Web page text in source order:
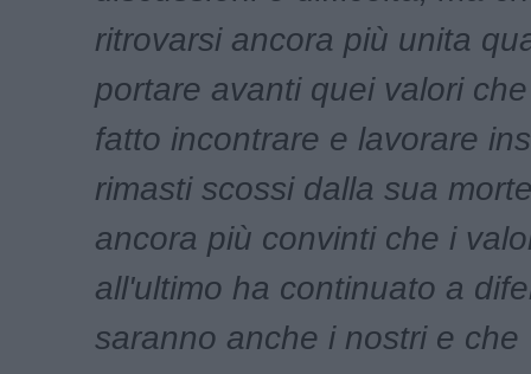
ritrovarsi ancora più unita
portare avanti quei valori
fatto incontrare e lavorare
rimasti scossi dalla sua
ancora più convinti che i
all'ultimo ha continuato a
saranno anche i nostri e che